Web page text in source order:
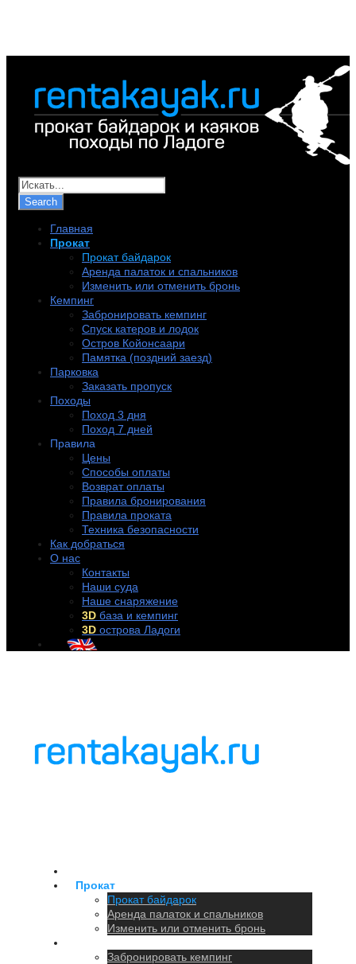
Главная
Прокат
Прокат байдарок
Аренда палаток и спальников
Изменить или отменить бронь
Кемпинг
Забронировать кемпинг
Спуск катеров и лодок
Остров Койонсаари
Памятка (поздний заезд)
Парковка
Заказать пропуск
Походы
Поход 3 дня
Поход 7 дней
Правила
Цены
Способы оплаты
Возврат оплаты
Правила бронирования
Правила проката
Техника безопасности
Как добраться
О нас
Контакты
Наши суда
Наше снаряжение
3D база и кемпинг
3D острова Ладоги
Прокат
Прокат байдарок
Аренда палаток и спальников
Изменить или отменить бронь
Забронировать кемпинг